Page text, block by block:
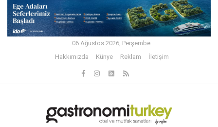
06 Ağustos 2026, Perşembe
Hakkımızda
Künye Reklam İletişim